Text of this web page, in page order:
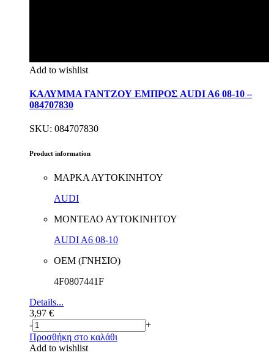
Add to wishlist
ΚΑΛΥΜΜΑ ΓΑΝΤΖΟΥ ΕΜΠΡΟΣ AUDI A6 08-10 –
084707830
SKU: 084707830
Product information
ΜΑΡΚΑ ΑΥΤΟΚΙΝΗΤΟΥ
AUDI
ΜΟΝΤΕΛΟ ΑΥΤΟΚΙΝΗΤΟΥ
AUDI A6 08-10
ΟΕΜ (ΓΝΗΣΙΟ)
4F0807441F
Details...
3,97 €
-
+
Προσθήκη στο καλάθι
Add to wishlist